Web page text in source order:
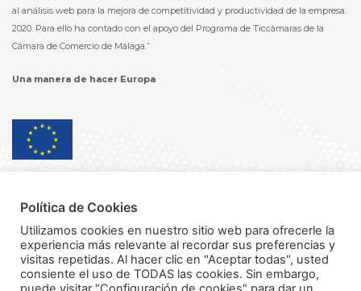
al análisis web para la mejora de competitividad y productividad de la empresa.
2020. Para ello ha contado con el apoyo del Programa de Ticcámaras de la
Cámara de Comercio de Málaga.”
Una manera de hacer Europa
Política de seguridad información
Política de Calidad y Medioambiente
Política de inocuidad de los alimentos
Política de Cookies
Utilizamos cookies en nuestro sitio web para ofrecerle la
experiencia más relevante al recordar sus preferencias y
visitas repetidas. Al hacer clic en "Aceptar todas", usted
consiente el uso de TODAS las cookies. Sin embargo,